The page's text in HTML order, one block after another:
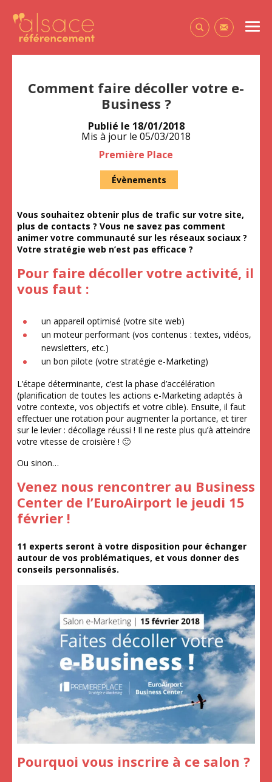
Alsace Référencement Le blog de Première Place
Contactez-
Comment faire décoller votre e-
Business ?
Publié le 18/01/2018
Mis à jour le 05/03/2018
Première Place
Évènements
Vous souhaitez obtenir plus de trafic sur votre site,
plus de contacts ? Vous ne savez pas comment
animer votre communauté sur les réseaux sociaux ?
Votre stratégie web n’est pas efficace ?
Pour faire décoller votre activité, il
vous faut :
un appareil optimisé (votre site web)
un moteur performant (vos contenus : textes, vidéos,
newsletters, etc.)
un bon pilote (votre stratégie e-Marketing)
L’étape déterminante, c’est la phase d’accélération
(planification de toutes les actions e-Marketing adaptés à
votre contexte, vos objectifs et votre cible). Ensuite, il faut
effectuer une rotation pour augmenter la portance, et tirer
sur le levier : décollage réussi ! Il ne reste plus qu’à atteindre
votre vitesse de croisière ! 🙂
Ou sinon…
Venez nous rencontrer au Business
Center de l’EuroAirport le jeudi 15
février !
11 experts seront à votre disposition pour échanger
autour de vos problématiques, et vous donner des
conseils personnalisés.
Pourquoi vous inscrire à ce salon ?